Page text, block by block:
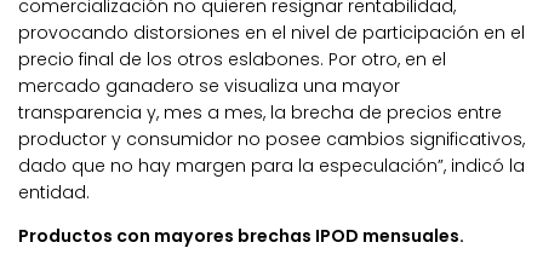
comercialización no quieren resignar rentabilidad,
provocando distorsiones en el nivel de participación en el
precio final de los otros eslabones. Por otro, en el
mercado ganadero se visualiza una mayor
transparencia y, mes a mes, la brecha de precios entre
productor y consumidor no posee cambios significativos,
dado que no hay margen para la especulación”, indicó la
entidad.
Productos con mayores brechas IPOD mensuales.